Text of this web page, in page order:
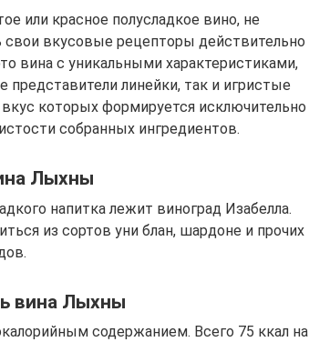
или красное полусладкое вино, не
вкусовые рецепторы действительно
вина с уникальными характеристиками,
представители линейки, так и игристые
которых формируется исключительно
собранных ингредиентов.
Лыхны
напитка лежит виноград Изабелла.
из сортов уни блан, шардоне и прочих
вина Лыхны
содержанием. Всего 75 ккал на